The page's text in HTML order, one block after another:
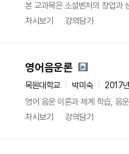
본 교과목은 소셜벤처의 창업과
차시보기
강의담기
영어음운론
목원대학교 박미숙
2017
영어 음운 이론과 체계 학습, 음
차시보기
강의담기